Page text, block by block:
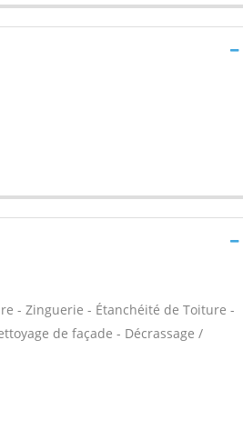
- Zinguerie - Étanchéité de Toiture -
de façade - Décrassage /